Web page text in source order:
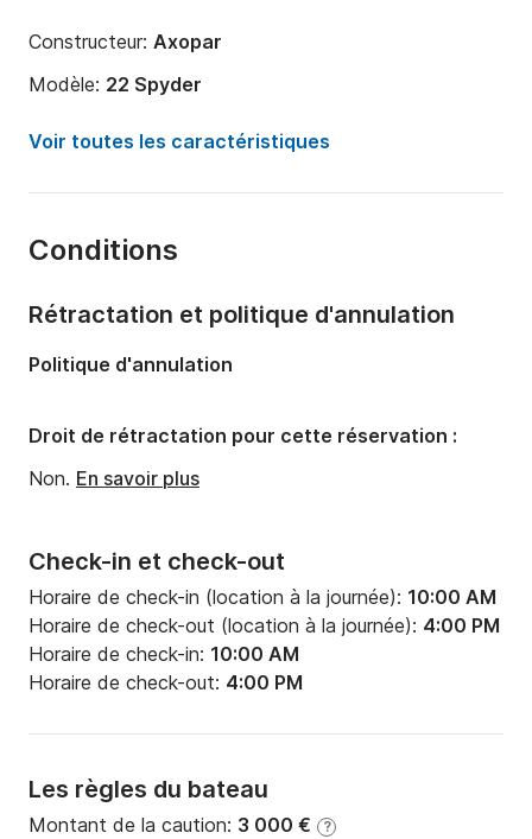
Constructeur: Axopar
Modèle: 22 Spyder
Puissance moteur:
175cv
Capacité à bord:
Voir toutes les caractéristiques
Conditions
Check-in et check-out
Horaire de check-in (location à la journée): 10:00 AM
Horaire de check-out (location à la journée): 4:00 PM
Horaire de check-in: 10:00 AM
Horaire de check-out: 4:00 PM
Les règles du bateau
Montant de la caution: 3 000 € ?
Rétractation et politique d'annulation
Politique d'annulation
Droit de rétractation pour cette réservation :
Non. En savoir plus